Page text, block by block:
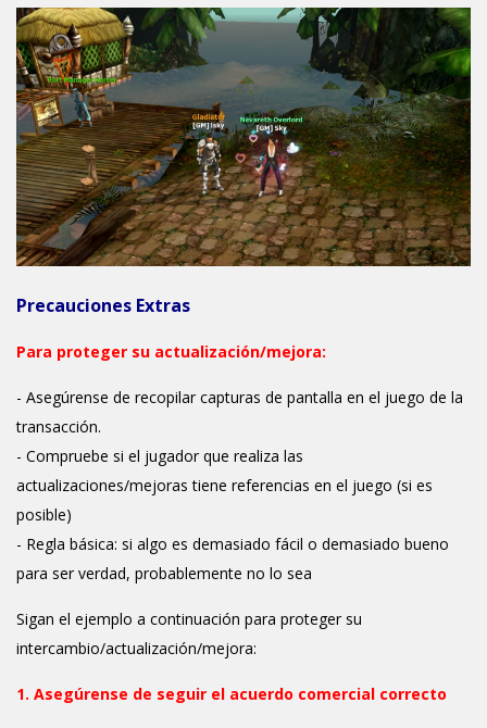
Precauciones Extras
Para proteger su actualización/mejora:
- Asegúrense de recopilar capturas de pantalla en el juego de la
transacción.
- Compruebe si el jugador que realiza las
actualizaciones/mejoras tiene referencias en el juego (si es
posible)
- Regla básica: si algo es demasiado fácil o demasiado bueno
para ser verdad, probablemente no lo sea
Sigan el ejemplo a continuación para proteger su
intercambio/actualización/mejora:
1. Asegúrense de seguir el acuerdo comercial correcto